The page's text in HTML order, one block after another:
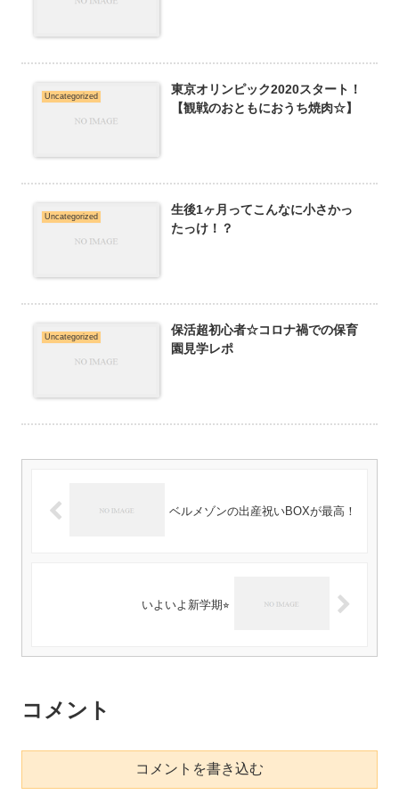
Uncategorized
東京オリンピック2020スタート！
【観戦のおともにおうち焼肉☆】
Uncategorized
生後1ヶ月ってこんなに小さかっ
たっけ！？
Uncategorized
保活超初心者☆コロナ禍での保育
園見学レポ
ベルメゾンの出産祝いBOXが最高！
いよいよ新学期⭐︎
コメント
コメントを書き込む